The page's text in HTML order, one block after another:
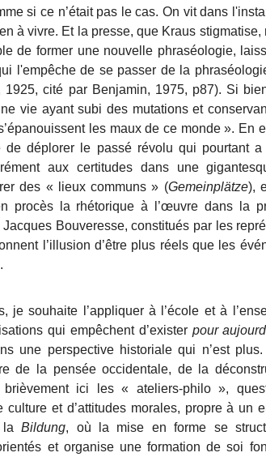
si ce n’était pas le cas. On vit dans
à vivre. Et la presse, que Kraus stigmatise,
de former une nouvelle phraséologie,
l'empêche de se passer de la
1925, cité par Benjamin, 1975, p87). Si
vie ayant subi des mutations et
les maux de ce monde ». En
de déplorer le passé révolu qui pourtant
aux certitudes dans une
des « lieux communs » (Gemeinplätze),
procès la rhétorique à l’œuvre dans la
Bouveresse, constitués par les
l’illusion d’être plus réels que les
je souhaite l’appliquer à l’école et à
qui empêchent d’exister pour
une perspective historiale qui n’est
de la pensée occidentale, de la
brièvement ici les « ateliers-philo »,
et d’attitudes morales, propre à un
laBildung, où la mise en forme se
et organise uneformation de soi